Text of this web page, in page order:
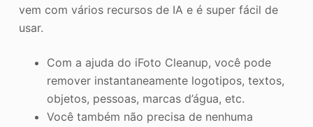
vem com vários recursos de IA e é super fácil de
usar.
Com a ajuda do iFoto Cleanup, você pode
remover instantaneamente logotipos, textos,
objetos, pessoas, marcas d’água, etc.
Você também não precisa de nenhuma